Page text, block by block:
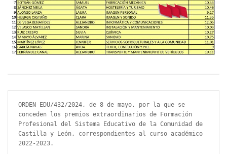
ORDEN EDU/432/2024, de 8 de mayo, por la que se
conceden los premios extraordinarios de Formación
Profesional del Sistema Educativo de la Comunidad de
Castilla y León, correspondientes al curso académico
2022-2023.